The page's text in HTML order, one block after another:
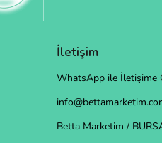
İletişim
WhatsApp ile İletişime
Betta Marketim /